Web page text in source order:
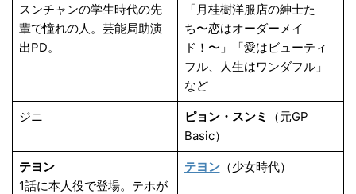
スンチャンの学生時代の先
輩で憧れの人。芸能局助演
出PD。
「月桂樹洋服店の紳士た
ち〜恋はオーダーメイ
ド！〜」「愛はビューティ
フル、人生はワンダフル」
など
ジニ ピョン・スンミ
（元GP
Basic）
テヨン
1話に本人役で登場。テホが
テヨン（少女時代）